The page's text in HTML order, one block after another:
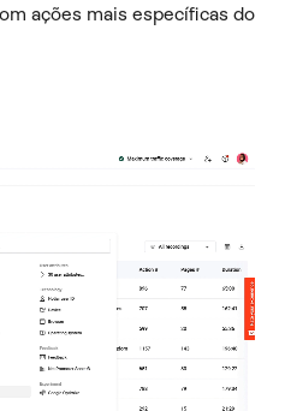
ações mais específicas do